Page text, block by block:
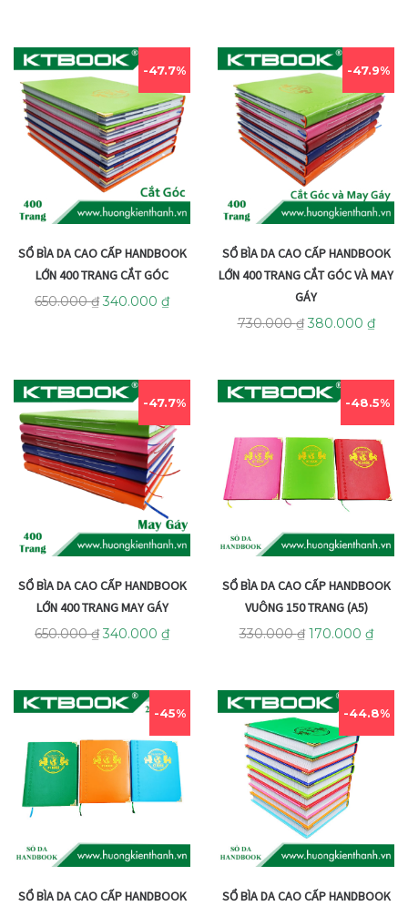
47.7%
SỔ BÌA DA CAO CẤP HANDBOOK
LỚN 400 TRANG CẮT GÓC
650.000₫ 340.000 ₫
47.9%
SỔ BÌA DA CAO CẤP HANDBOOK
LỚN 400 TRANG CẮT GÓC VÀ MAY
GÁY
730.000₫ 380.000 ₫
47.7%
SỔ BÌA DA CAO CẤP HANDBOOK
LỚN 400 TRANG MAY GÁY
650.000₫ 340.000 ₫
48.5%
SỔ BÌA DA CAO CẤP HANDBOOK
VUÔNG 150 TRANG (A5)
330.000₫ 170.000 ₫
45%
SỔ BÌA DA CAO CẤP HANDBOOK
44.8%
SỔ BÌA DA CAO CẤP HANDBOOK